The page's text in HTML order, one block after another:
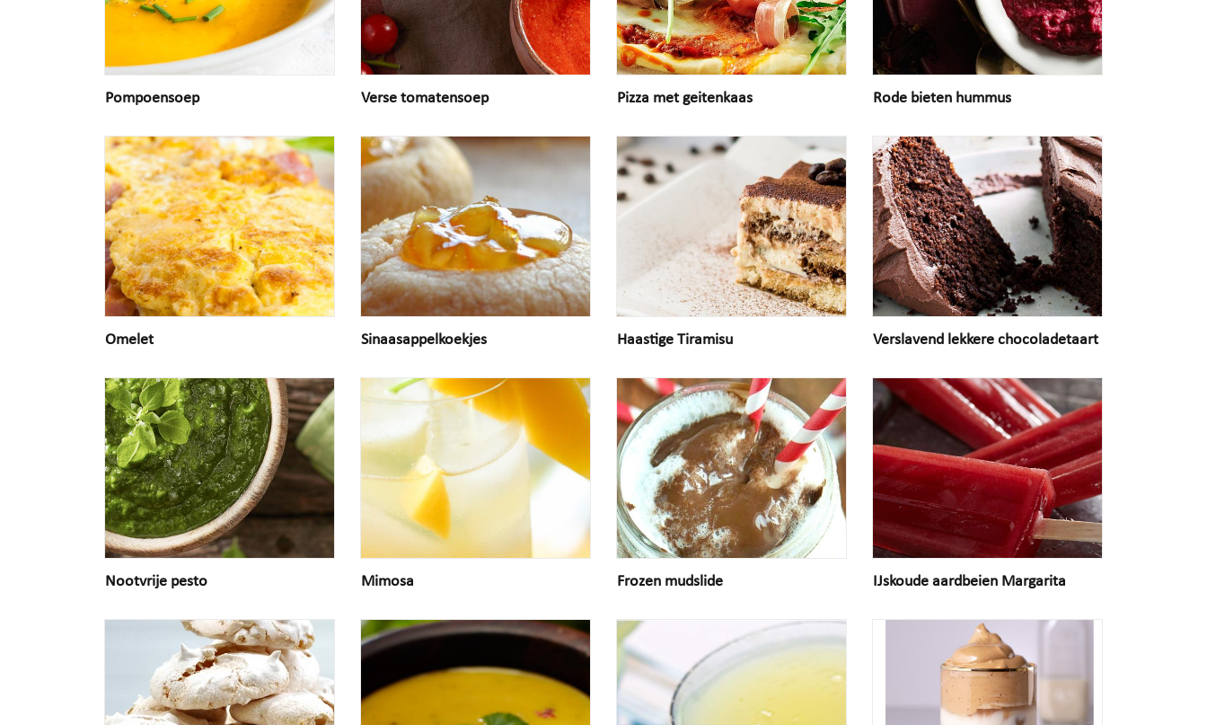
Pompoensoep Verse tomatensoep Pizza met geitenkaas Rode bieten hummus
Omelet Sinaasappelkoekjes Haastige Tiramisu Verslavend lekkere chocoladetaart
Nootvrije pesto Mimosa Frozen mudslide IJskoude aardbeien Margarita